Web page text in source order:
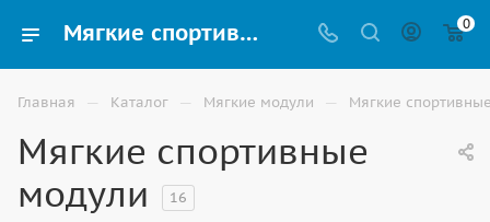
Мягкие спортивные модули для детей купить по низким ценам в Волгограде 0
Главная — Каталог — Мягкие модули — Мягкие
Мягкие спортивные
модули
16